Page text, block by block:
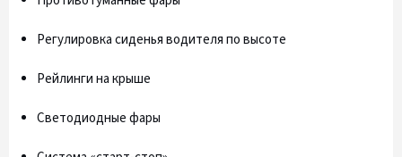
Регулировка сиденья водителя по высоте
Рейлинги на крыше
Светодиодные фары